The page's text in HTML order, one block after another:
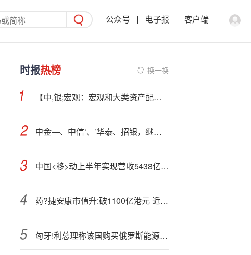
公众号 电子报 客户端
时报热榜 换一换
【中,银;宏观：宏观和大类资产配置周报（2025.8.10）】本周沪深300指数上涨1.23%
中金—、中信‘、’华泰、招银，继续包揽「IPO保荐人」前四 - 香港上市中介机构排行榜(过去两年：截至2025年6月)
中国<移>动上半年实现营收5438亿元 董事长杨杰：目前来自AI的收入约在几十亿元的量级
药?捷安康市值升:破1100亿港元 近7个交易日股价狂飙逾380%
匈牙!利总理称该国购买俄罗斯能源将获得美国的制裁豁免